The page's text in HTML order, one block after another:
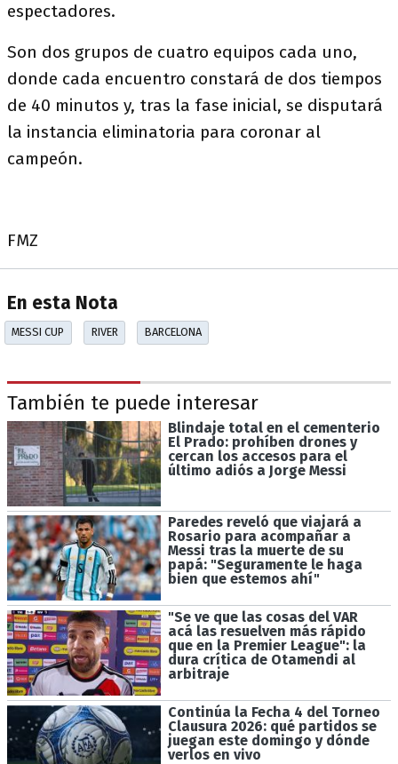
espectadores.
Son dos grupos de cuatro equipos cada uno,
donde cada encuentro constará de dos tiempos
de 40 minutos y, tras la fase inicial, se disputará
la instancia eliminatoria para coronar al
campeón.
FMZ
En esta Nota
MESSI CUP RIVER BARCELONA
También te puede interesar
Blindaje total en el cementerio
El Prado: prohíben drones y
cercan los accesos para el
último adiós a Jorge Messi
Paredes reveló que viajará a
Rosario para acompañar a
Messi tras la muerte de su
papá: "Seguramente le haga
bien que estemos ahí"
"Se ve que las cosas del VAR
acá las resuelven más rápido
que en la Premier League": la
dura crítica de Otamendi al
arbitraje
Continúa la Fecha 4 del Torneo
Clausura 2026: qué partidos se
juegan este domingo y dónde
verlos en vivo